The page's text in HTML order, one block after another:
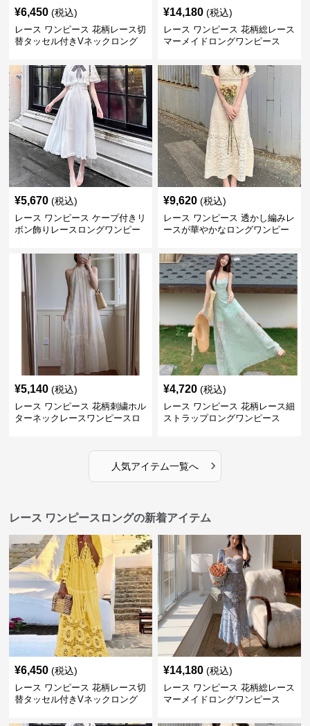
¥6,450 (税込)
レース ワンピース 花柄レース切
替タッセル付きVネックロング
¥14,180 (税込)
レース ワンピース 花柄総レース
マーメイドロングワンピース
¥5,670 (税込)
レース ワンピース ケープ付きリ
ボン飾りレースロングワンピー
¥9,620 (税込)
レース ワンピース 透かし編みレ
ースが華やかなロングワンピー
¥5,140 (税込)
レース ワンピース 花柄刺繍ホル
ターネックレースワンピースロ
¥4,720 (税込)
レース ワンピース 花柄レース細
ストラップロングワンピース
人気アイテム一覧へ ›
レース ワンピースロングの新着アイテム
¥6,450 (税込)
レース ワンピース 花柄レース切
替タッセル付きVネックロング
¥14,180 (税込)
レース ワンピース 花柄総レース
マーメイドロングワンピース